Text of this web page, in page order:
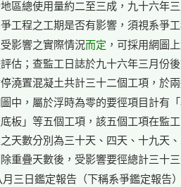
區總使用量約二至三成，九十六年
工程之工期是否有影響，須視系爭
影響之實際情況而定 ，可採用網圖
估；查監工日誌於九十六年三月份
澆置混凝土共計三十二個工項，於
中，屬於浮時為零的要徑項目計有
底板」等五個工項，該五個工項在監工
天數分別為三十天、四天、十九天
重疊天數後，受影響要徑總計三十
三日鑑定報告（下稱系爭鑑定報告）